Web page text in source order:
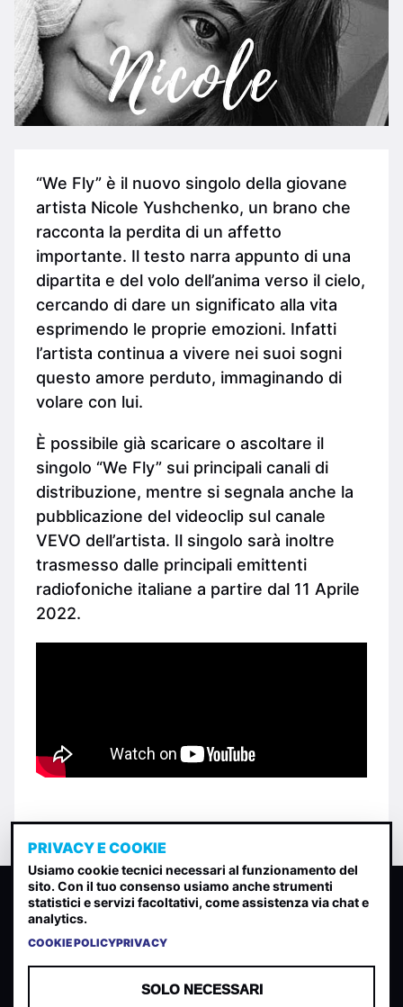
“We Fly” è il nuovo singolo della giovane
artista Nicole Yushchenko, un brano che
racconta la perdita di un affetto
importante. Il testo narra appunto di una
dipartita e del volo dell’anima verso il cielo,
cercando di dare un significato alla vita
esprimendo le proprie emozioni. Infatti
l’artista continua a vivere nei suoi sogni
questo amore perduto, immaginando di
volare con lui.
È possibile già scaricare o ascoltare il
singolo “We Fly” sui principali canali di
distribuzione, mentre si segnala anche la
pubblicazione del videoclip sul canale
VEVO dell’artista. Il singolo sarà inoltre
trasmesso dalle principali emittenti
radiofoniche italiane a partire dal 11 Aprile
2022.
CLASSIFICA INDIE
Classifica per indice di gradimento generata dall analisi di
PRIVACY E COOKIE
Usiamo cookie tecnici necessari al funzionamento del
sito. Con il tuo consenso usiamo anche strumenti
statistici e servizi facoltativi, come assistenza via chat e
analytics.
COOKIE POLICYPRIVACY
SOLO NECESSARI